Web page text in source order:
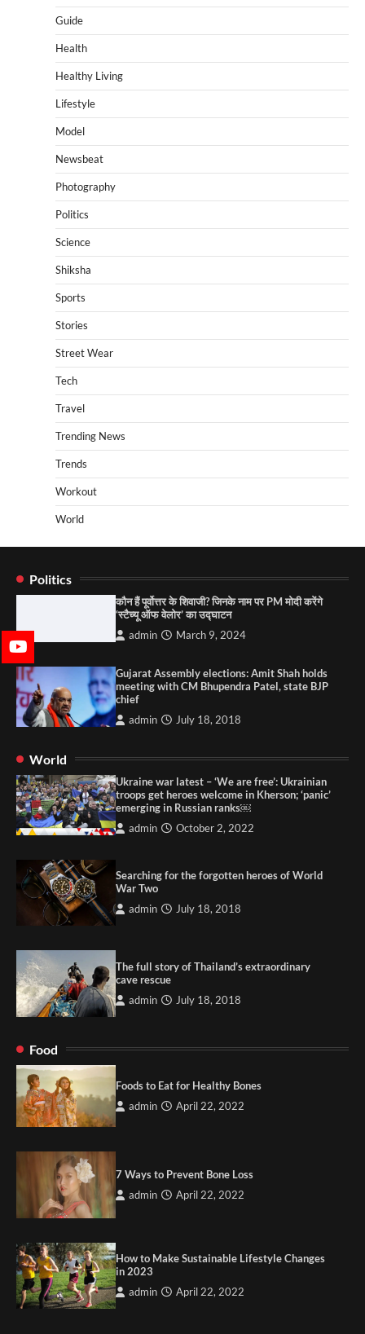
Guide
Health
Healthy Living
Lifestyle
Model
Newsbeat
Photography
Politics
Science
Shiksha
Sports
Stories
Street Wear
Tech
Travel
Trending News
Trends
Workout
World
Politics
कौन हैं पूर्वोत्तर के शिवाजी? जिनके नाम पर PM मोदी करेंगे
‘स्टैच्यू ऑफ वेलोर’ का उद्घाटन
admin March 9, 2024
Gujarat Assembly elections: Amit Shah holds
meeting with CM Bhupendra Patel, state BJP
chief
admin July 18, 2018
World
Ukraine war latest – ‘We are free’: Ukrainian
troops get heroes welcome in Kherson; ‘panic’
emerging in Russian ranks￼
admin October 2, 2022
Searching for the forgotten heroes of World
War Two
admin July 18, 2018
The full story of Thailand’s extraordinary
cave rescue
admin July 18, 2018
Food
Foods to Eat for Healthy Bones
admin April 22, 2022
7 Ways to Prevent Bone Loss
admin April 22, 2022
How to Make Sustainable Lifestyle Changes
in 2023
admin April 22, 2022